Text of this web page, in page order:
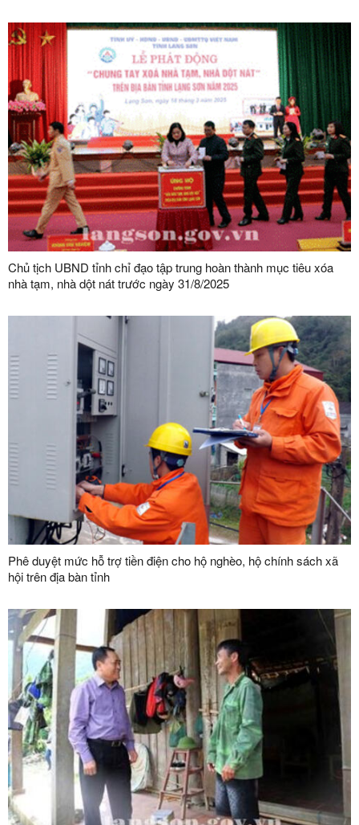
Chủ tịch UBND tỉnh chỉ đạo tập trung hoàn thành mục tiêu xóa
nhà tạm, nhà dột nát trước ngày 31/8/2025
Phê duyệt mức hỗ trợ tiền điện cho hộ nghèo, hộ chính sách xã
hội trên địa bàn tỉnh